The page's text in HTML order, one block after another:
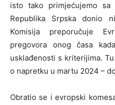
isto tako primjećujemo
Republika Srpska donio
Komisija preporučuje
pregovora onog časa
usklađenosti s kriterijima.
o napretku u martu 2024 –
Obratio se i evropski